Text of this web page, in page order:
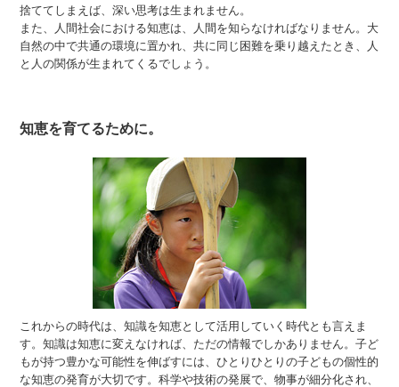
捨ててしまえば、深い思考は生まれません。
また、人間社会における知恵は、人間を知らなければなりません。大
自然の中で共通の環境に置かれ、共に同じ困難を乗り越えたとき、人
と人の関係が生まれてくるでしょう。
知恵を育てるために。
これからの時代は、知識を知恵として活用していく時代とも言えま
す。知識は知恵に変えなければ、ただの情報でしかありません。子ど
もが持つ豊かな可能性を伸ばすには、ひとりひとりの子どもの個性的
な知恵の発育が大切です。科学や技術の発展で、物事が細分化され、